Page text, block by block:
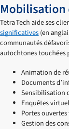
Mobilisation
Tetra Tech aide ses
significatives(en
communautés
autochtones touchées
Animation de
Documents
Sensibilisation
Enquêtes
Portes
Gestion des